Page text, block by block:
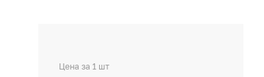
Цена за 1 шт